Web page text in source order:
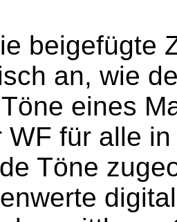
beigefügte
an, wie
eines
WF für alle
Töne